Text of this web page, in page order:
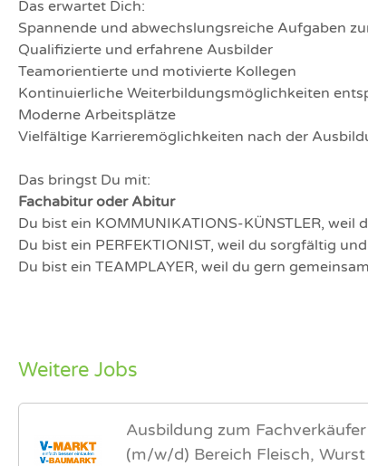
Das erwartet Dich:
Spannende und abwechslungsreiche Aufgaben
Qualifizierte und erfahrene Ausbilder
Teamorientierte und motivierte Kollegen
Kontinuierliche Weiterbildungsmöglichkeiten
Moderne Arbeitsplätze
Vielfältige Karrieremöglichkeiten nach der
Das bringst Du mit:
Fachabitur oder Abitur
Du bist ein KOMMUNIKATIONS-KÜNSTLER, weil
Du bist ein PERFEKTIONIST, weil du sorgfältig
Du bist ein TEAMPLAYER, weil du gern
Weitere Jobs
Ausbildung zum
(m/w/d) Bereich Fleisch, Wurst